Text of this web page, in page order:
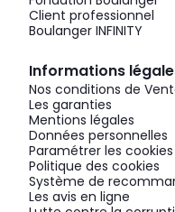
Client professionnel
Boulanger INFINITY
Informations
Nos conditions de
Les garanties
Mentions légales
Données personnelles
Paramétrer les cookies
Politique des cookies
Système de
Les avis en ligne